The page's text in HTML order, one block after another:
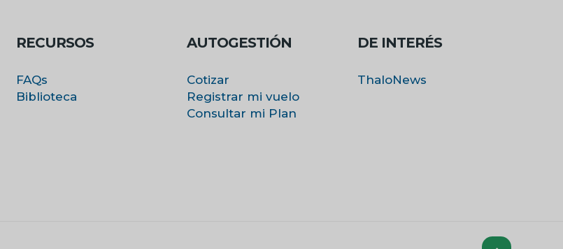
RECURSOS
FAQs
Biblioteca
AUTOGESTIÓN
Cotizar
Registrar mi vuelo
Consultar mi Plan
DE INTERÉS
ThaloNews